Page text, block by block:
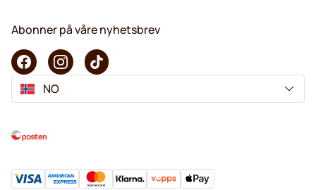
Abonner på våre nyhetsbrev
NO